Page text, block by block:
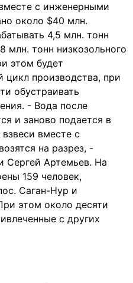
с инженерными
около $40 млн.
4,5 млн. тонн
млн. тонн низкозольного
этом будет
цикл производства, при
обустраивать
- Вода после
и заново подается в
вместе с
на разрез, -
Сергей Артемьев. На
159 человек,
Саган-Нур и
этом около десяти
с других